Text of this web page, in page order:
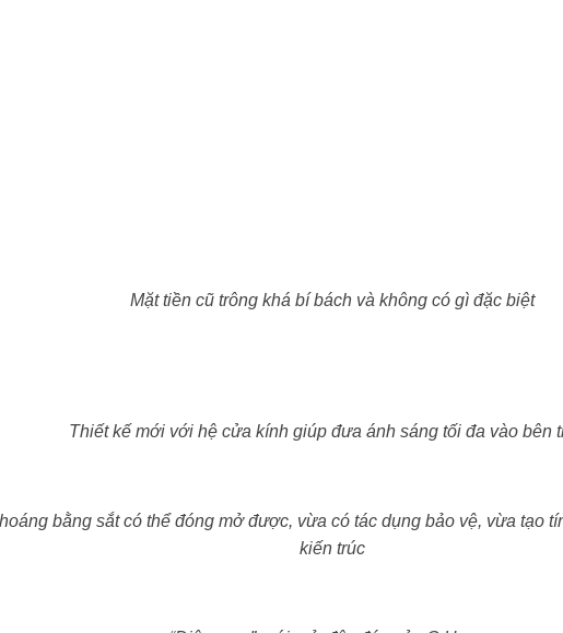
Mặt tiền cũ trông khá bí bách và không có gì đặc biệt
Thiết kế mới với hệ cửa kính giúp đưa ánh sáng tối đa vào bên
bằng sắt có thể đóng mở được, vừa có tác dụng bảo vệ, vừa tạo
kiến trúc